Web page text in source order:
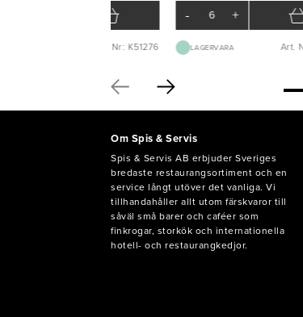
Art. Nr: K51276
- +
LAGERVARA Art.
Om Spis & Servis
Spis & Servis AB erbjuder Sveriges
bredaste restaurangsortiment och en
service långt utöver det vanliga. Vi
tillhandahåller allt utom färskvaror till
såväl små barer och caféer som
finkrogar, storkök och internationella
hotell- och restaurangkedjor.